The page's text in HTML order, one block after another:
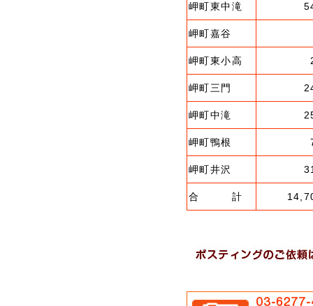
岬町東中滝
岬町嘉谷
岬町東小高
岬町三門
岬町中滝
岬町鴨根
岬町井沢
合 計